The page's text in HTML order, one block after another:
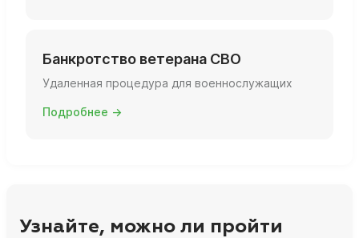
Банкротство ветерана СВО
Удаленная процедура для военнослужащих
Подробнее →
Узнайте, можно ли пройти